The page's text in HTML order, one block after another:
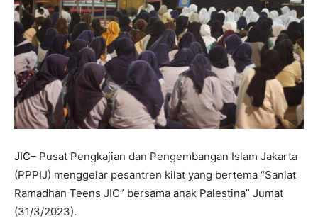
JIC– Pusat Pengkajian dan Pengembangan Islam Jakarta
(PPPIJ) menggelar pesantren kilat yang bertema “Sanlat
Ramadhan Teens JIC” bersama anak Palestina” Jumat
(31/3/2023).